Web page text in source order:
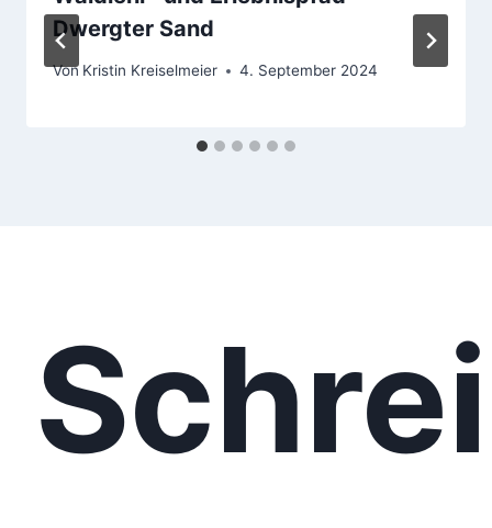
Dwergter Sand
Von Kristin Kreiselmeier 4. September 2024